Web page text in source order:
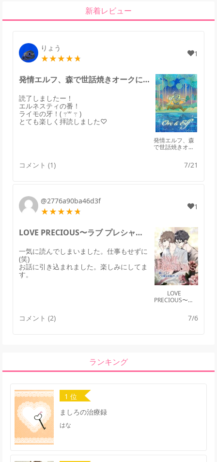
新着レビュー
りょう
1
発情エルフ、森で世話焼きオークに拾われる。のレビュー
読了しましたー！
エルネスティの番！
ライモの牙！( ߹꒳ ߹ )
とても楽しく拝読しました♡
発情エルフ、森
で世話焼きオー
コメント (1) 7/21
@2776a90ba46d3f
1
LOVE PRECIOUS〜ラブ プレシャスのレビュー
一気に読んでしまいました。仕事もせずに
(笑)
お話に引き込まれました。楽しみにしてま
す。
LOVE
PRECIOUS〜ラ
コメント (2) 7/6
ランキング
1 位
ましろの治療録
はな